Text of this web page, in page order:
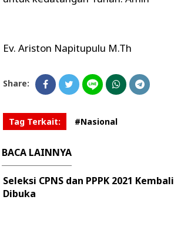
Ev. Ariston Napitupulu M.Th
Share:
Tag Terkait: #Nasional
BACA LAINNYA
Seleksi CPNS dan PPPK 2021 Kembali
Dibuka